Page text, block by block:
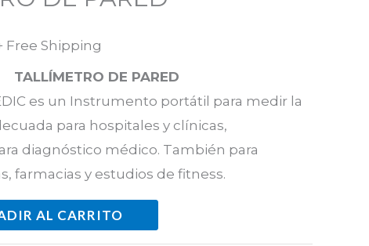
Free Shipping
TALLÍMETRO DE PARED
es un Instrumento portátil para medir la
para hospitales y clínicas,
diagnóstico médico. También para
farmacias y estudios de fitness.
AL CARRITO